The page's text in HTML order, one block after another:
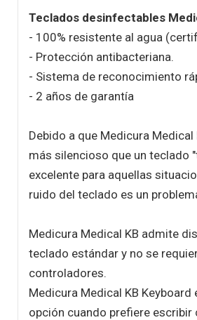
Teclados desinfectables
- 100% resistente al agua
- Protección antibacteriana.
- Sistema de reconocimiento
- 2 años de garantía
Debido a que Medicura Medical
más silencioso que un teclado
excelente para aquellas
ruido del teclado es un
Medicura Medical KB admite
teclado estándar y no se
controladores.
Medicura Medical KB Keyboard
opción cuando prefiere escribir